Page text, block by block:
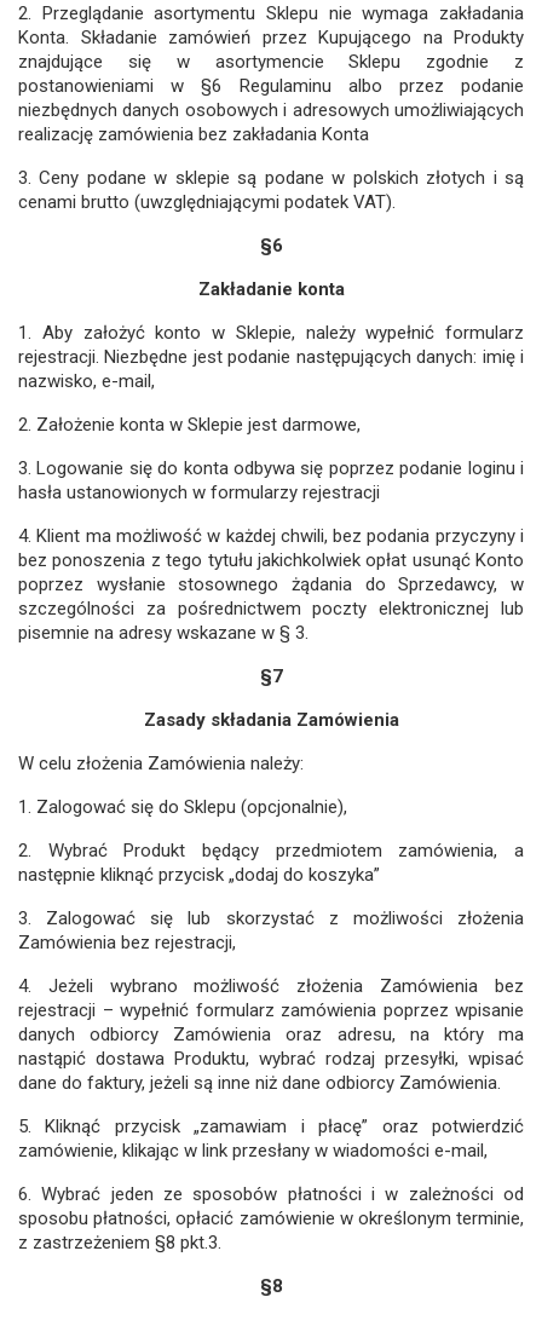
2. Przeglądanie asortymentu Sklepu nie wymaga zakładania
Konta. Składanie zamówień przez Kupującego na Produkty
znajdujące się w asortymencie Sklepu zgodnie z
postanowieniami w §6 Regulaminu albo przez podanie
niezbędnych danych osobowych i adresowych umożliwiających
realizację zamówienia bez zakładania Konta
3. Ceny podane w sklepie są podane w polskich złotych i są
cenami brutto (uwzględniającymi podatek VAT).
§6
Zakładanie konta
1. Aby założyć konto w Sklepie, należy wypełnić formularz
rejestracji. Niezbędne jest podanie następujących danych: imię i
nazwisko, e-mail,
2. Założenie konta w Sklepie jest darmowe,
3. Logowanie się do konta odbywa się poprzez podanie loginu i
hasła ustanowionych w formularzy rejestracji
4. Klient ma możliwość w każdej chwili, bez podania przyczyny i
bez ponoszenia z tego tytułu jakichkolwiek opłat usunąć Konto
poprzez wysłanie stosownego żądania do Sprzedawcy, w
szczególności za pośrednictwem poczty elektronicznej lub
pisemnie na adresy wskazane w § 3.
§7
Zasady składania Zamówienia
W celu złożenia Zamówienia należy:
1. Zalogować się do Sklepu (opcjonalnie),
2. Wybrać Produkt będący przedmiotem zamówienia, a
następnie kliknąć przycisk „dodaj do koszyka”
3. Zalogować się lub skorzystać z możliwości złożenia
Zamówienia bez rejestracji,
4. Jeżeli wybrano możliwość złożenia Zamówienia bez
rejestracji – wypełnić formularz zamówienia poprzez wpisanie
danych odbiorcy Zamówienia oraz adresu, na który ma
nastąpić dostawa Produktu, wybrać rodzaj przesyłki, wpisać
dane do faktury, jeżeli są inne niż dane odbiorcy Zamówienia.
5. Kliknąć przycisk „zamawiam i płacę” oraz potwierdzić
zamówienie, klikając w link przesłany w wiadomości e-mail,
6. Wybrać jeden ze sposobów płatności i w zależności od
sposobu płatności, opłacić zamówienie w określonym terminie,
z zastrzeżeniem §8 pkt.3.
§8